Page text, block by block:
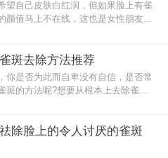
望自己皮肤白红润，但如果脸上有雀
颜值马上不在线，这也是女性朋友不
斑去除方法推荐
你是否为此而自卑没有自信，是否常
斑的方法呢?想要从根本上去除雀
日晒造成的
除脸上的令人讨厌的雀斑